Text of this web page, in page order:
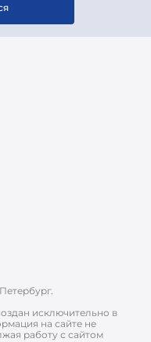
исключительно в
на сайте не
работу с сайтом